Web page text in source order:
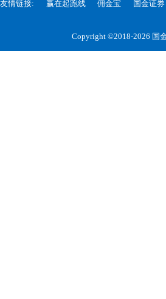
友情链接: 赢在起跑线 佣金宝 国金证券
Copyright ©2018-2026 国